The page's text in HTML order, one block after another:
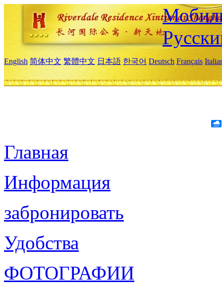
English 简体中文 繁體中文 日本語 한국어 Deutsch Français
Главная
Информация
забронировать
Удобства
ФОТОГРАФИИ